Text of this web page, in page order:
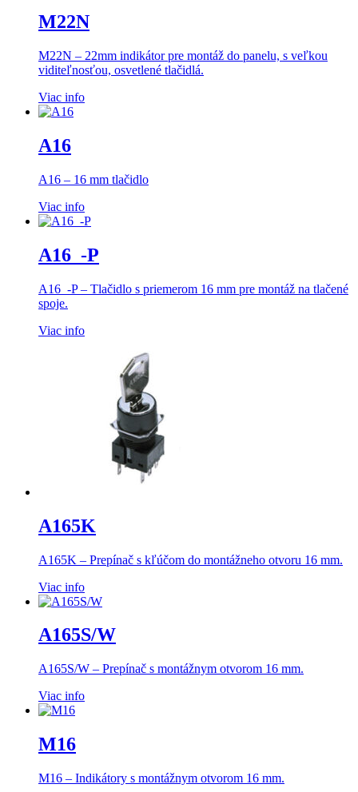
M22N
M22N – 22mm indikátor pre montáž do panelu, s veľkou
viditeľnosťou, osvetlené tlačidlá.
Viac info
A16
A16 – 16 mm tlačidlo
Viac info
A16_-P
A16_-P – Tlačidlo s priemerom 16 mm pre montáž na tlačené
spoje.
Viac info
A165K
A165K – Prepínač s kľúčom do montážneho otvoru 16 mm.
Viac info
A165S/W
A165S/W – Prepínač s montážnym otvorom 16 mm.
Viac info
M16
M16 – Indikátory s montážnym otvorom 16 mm.